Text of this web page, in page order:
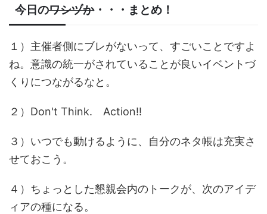
今日のワシヅか・・・まとめ！
１）主催者側にブレがないって、すごいことですよ
ね。意識の統一がされていることが良いイベントづ
くりにつながるなと。
２）Don't Think. Action!!
３）いつでも動けるように、自分のネタ帳は充実さ
せておこう。
４）ちょっとした懇親会内のトークが、次のアイデ
ィアの種になる。